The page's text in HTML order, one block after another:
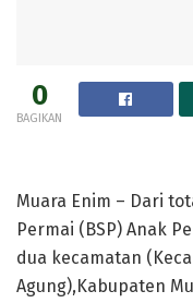
0
BAGIKAN
Muara Enim – Dari
Permai (BSP) Anak
dua kecamatan
Agung),Kabupaten